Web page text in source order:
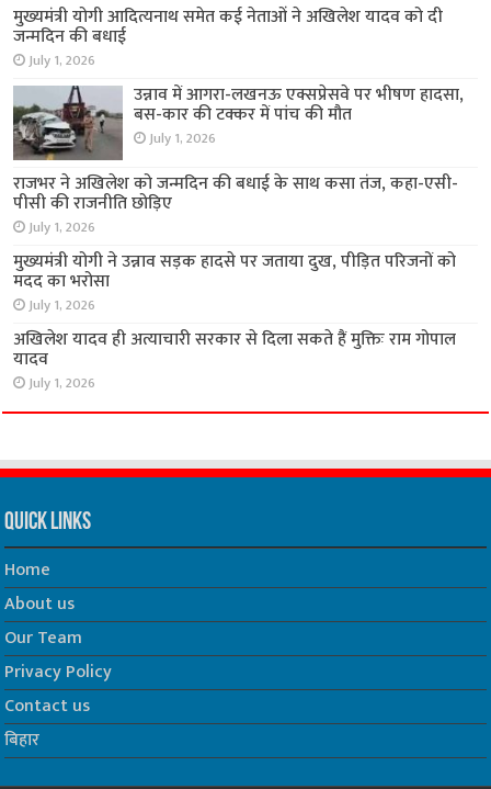
मुख्यमंत्री योगी आदित्यनाथ समेत कई नेताओं ने अखिलेश यादव को दी
जन्मदिन की बधाई
July 1, 2026
उन्नाव में आगरा-लखनऊ एक्सप्रेसवे पर भीषण हादसा,
बस-कार की टक्कर में पांच की मौत
July 1, 2026
राजभर ने अखिलेश को जन्मदिन की बधाई के साथ कसा तंज, कहा-एसी-
पीसी की राजनीति छोड़िए
July 1, 2026
मुख्यमंत्री योगी ने उन्नाव सड़क हादसे पर जताया दुख, पीड़ित परिजनों को
मदद का भरोसा
July 1, 2026
अखिलेश यादव ही अत्याचारी सरकार से दिला सकते हैं मुक्तिः राम गोपाल
यादव
July 1, 2026
Quick Links
Home
About us
Our Team
Privacy Policy
Contact us
बिहार